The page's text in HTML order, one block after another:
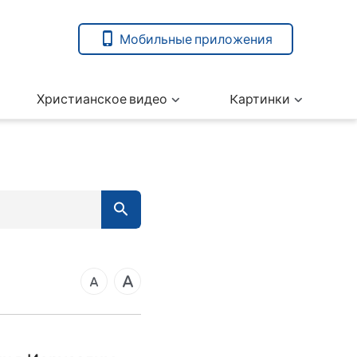
Мобильные приложения
Христианское видео Kартинки